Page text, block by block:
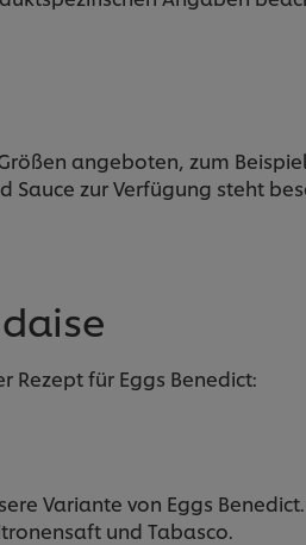
angeboten, zum
zur Verfügung steht
Rezept für Eggs Benedict:
Variante von Eggs
und Tabasco.